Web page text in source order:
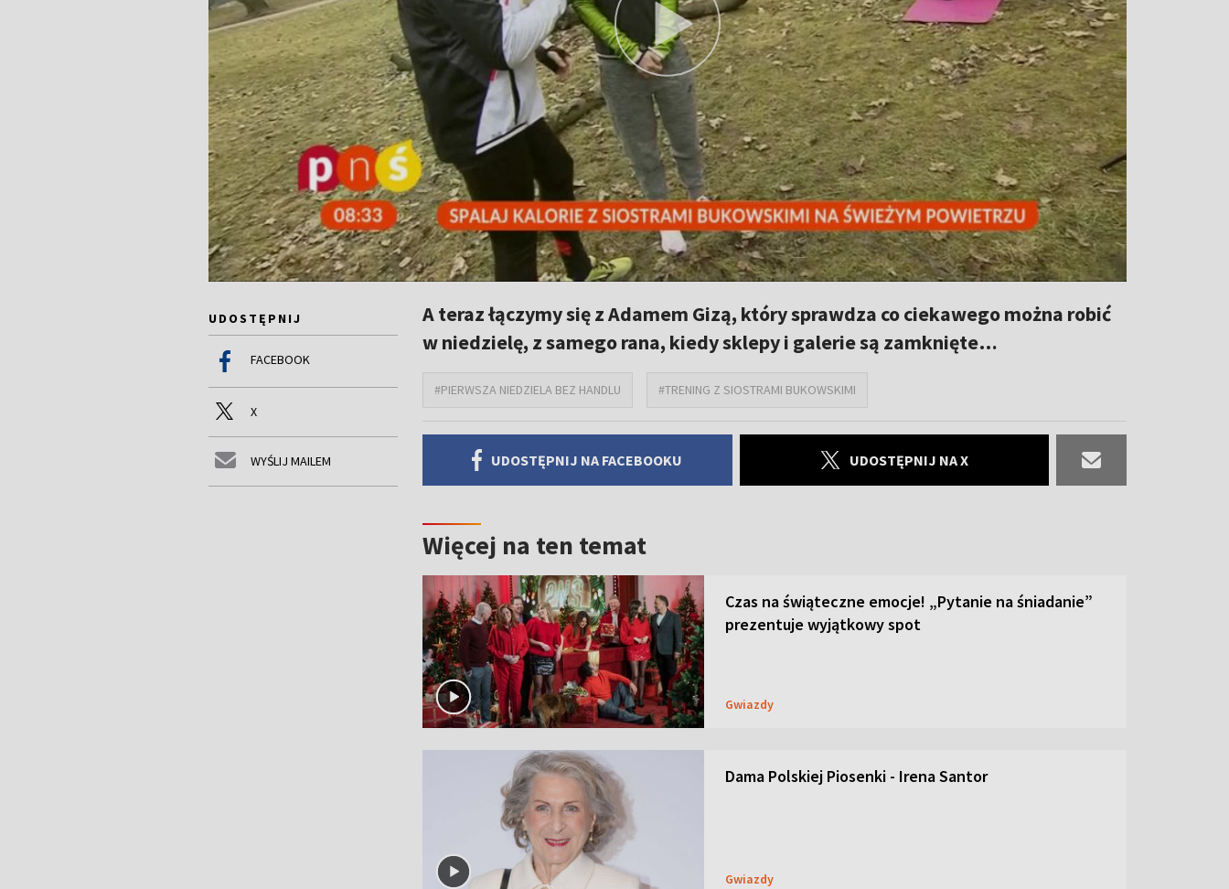
UDOSTĘPNIJ
FACEBOOK
X
WYŚLIJ MAILEM
A teraz łączymy się z Adamem Gizą, który sprawdza co ciekawego można robić
w niedzielę, z samego rana, kiedy sklepy i galerie są zamknięte…
#PIERWSZA NIEDZIELA BEZ HANDLU #TRENING Z SIOSTRAMI BUKOWSKIMI
UDOSTĘPNIJ NA FACEBOOKU UDOSTĘPNIJ NA X
Więcej na ten temat
Czas na świąteczne emocje! „Pytanie na śniadanie”
prezentuje wyjątkowy spot
Gwiazdy
Dama Polskiej Piosenki - Irena Santor
Gwiazdy